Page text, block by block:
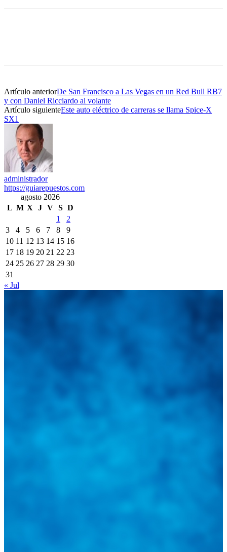
Artículo anteriorDe San Francisco a Las Vegas en un Red Bull RB7
y con Daniel Ricciardo al volante
Artículo siguienteEste auto eléctrico de carreras se llama Spice-X
SX1
administrador
https://guiarepuestos.com
agosto 2026
L M X J V S D
1
2
3
4 5 6 7 8
9
10 11 12 13 14 15 16
17 18 19 20 21 22 23
24 25 26 27 28 29 30
31
« Jul
locales, nacionales e internacionales.